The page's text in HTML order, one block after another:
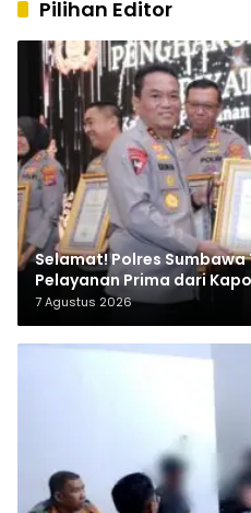
Pilihan Editor
Selamat! Polres
Pelayanan Prima dari
7 Agustus 2026